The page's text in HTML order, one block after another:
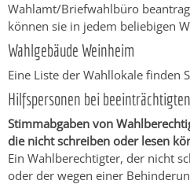
Wahlamt/Briefwahlbüro
können sie in jedem beliebigen
Wahlgebäude Weinheim
Eine Liste der Wahllokale finden
Hilfspersonen bei
Stimmabgaben von
die nicht schreiben oder lesen
Ein Wahlberechtigter, der nicht
oder der wegen einer